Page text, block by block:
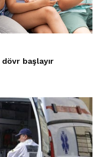
başlayır